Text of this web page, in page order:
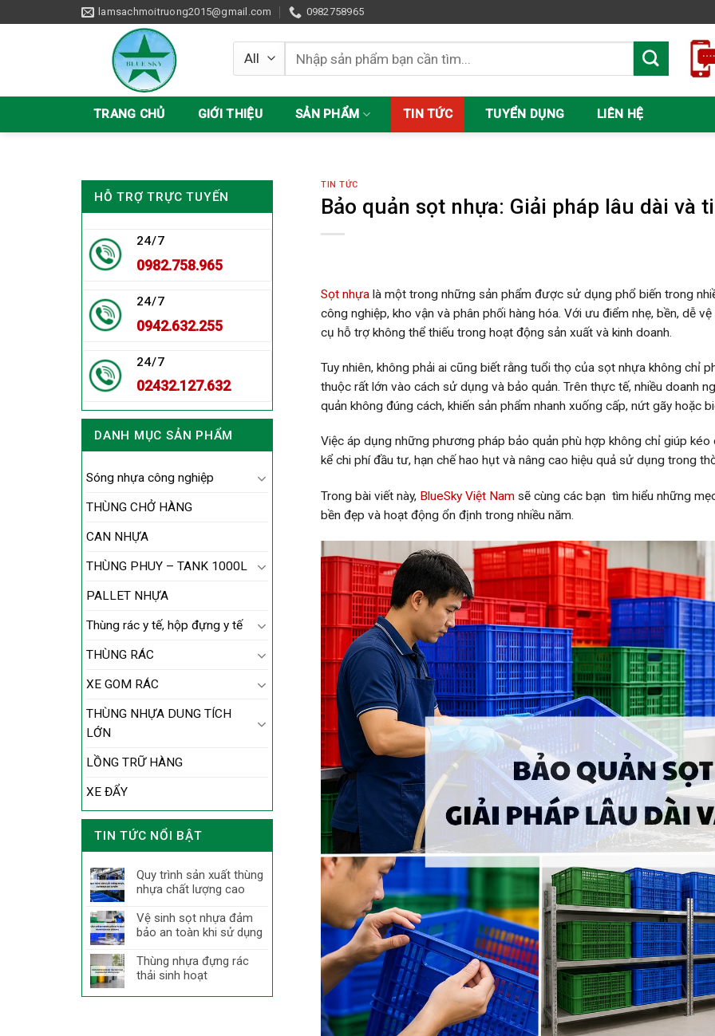
to
lamsachmoitruong2015@gmail.com 0982758965
Tìm
kiếm:
TRANG CHỦ GIỚI THIỆU SẢN PHẨM TIN TỨC TUYỂN DỤNG LIÊN HỆ
HỖ TRỢ TRỰC TUYẾN
24/7
0982.758.965
24/7
0942.632.255
24/7
02432.127.632
DANH MỤC SẢN PHẨM
Sóng nhựa công nghiệp
THÙNG CHỞ HÀNG
CAN NHỰA
THÙNG PHUY – TANK 1000L
PALLET NHỰA
Thùng rác y tế, hộp đựng y tế
THÙNG RÁC
XE GOM RÁC
THÙNG NHỰA DUNG TÍCH
LỚN
LỒNG TRỮ HÀNG
XE ĐẨY
TIN TỨC NỔI BẬT
Quy trình sản xuất thùng
nhựa chất lượng cao
Vệ sinh sọt nhựa đảm
bảo an toàn khi sử dụng
Thùng nhựa đựng rác
thải sinh hoạt
TIN TỨC
Bảo quản sọt nhựa: Giải pháp lâu dài và
Sọt nhựa là một trong những sản phẩm được sử dụng phổ biến trong
công nghiệp, kho vận và phân phối hàng hóa. Với ưu điểm nhẹ, bền, dễ
cụ hỗ trợ không thể thiếu trong hoạt động sản xuất và kinh doanh.
Tuy nhiên, không phải ai cũng biết rằng tuổi thọ của sọt nhựa không chỉ
thuộc rất lớn vào cách sử dụng và bảo quản. Trên thực tế, nhiều doanh
quản không đúng cách, khiến sản phẩm nhanh xuống cấp, nứt gãy hoặc
Việc áp dụng những phương pháp bảo quản phù hợp không chỉ giúp
kể chi phí đầu tư, hạn chế hao hụt và nâng cao hiệu quả sử dụng trong
Trong bài viết này, BlueSky Việt Nam sẽ cùng các bạn tìm hiểu những
bền đẹp và hoạt động ổn định trong nhiều năm.